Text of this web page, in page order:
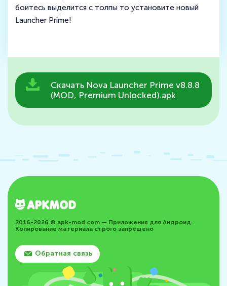
боитесь выделится с толпы то установите новый
Launcher Prime!
Скачать Nova Launcher Prime v8.8.8
(MOD, Premium Unlocked).apk
2016-2026 © apk-mod.com — Приложения для Андроид.
Копирование материала строго запрещено
Обратная связь